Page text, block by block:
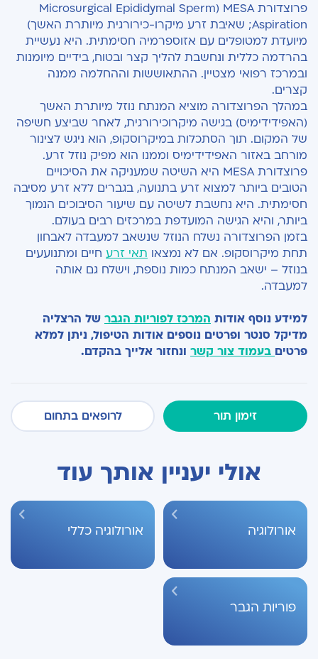
פרוצדורת MESA (Microsurgical Epididymal Sperm
Aspiration‏; שאיבת זרע מיקרו-כירורגית מיותרת האשך)
מיועדת למטופלים עם אזוספרמיה חסימתית. היא נעשיית
בהרדמה כללית ונחשבת להליך קצר ובטוח, בידיים מיומנות
ובמרכז רפואי מצטיין. ההתאוששות וההחלמה ממנה
קצרים.
במהלך הפרוצדורה מוציא המנתח נוזל מיותרת האשך
(האפידידימיס) בגישה מיקרוכירורגית, לאחר שביצע חשיפה
של המקום. תוך הסתכלות במיקרוסקופ, הוא ניגש לצינור
מורחב באזור האפידידימיס וממנו הוא מפיק נוזל זרע.
פרוצדורת MESA היא השיטה שמעניקה את הסיכויים
הטובים ביותר למצוא זרע בתנועה, בגברים ללא זרע מסיבה
חסימתית. היא נחשבת לשיטה עם שיעור הסיבוכים הנמוך
ביותר, והיא הגישה המועדפת במרכזים רבים בעולם.
בזמן הפרוצדורה נשלח הנוזל שנשאב למעבדה לאבחון
תחת מיקרוסקופ. אם לא נמצאו תאי זרע חיים ומתנועעים
בנוזל – ישאב המנתח כמות נוספת, וישלח גם אותה
למעבדה.
למידע נוסף אודות המרכז לפוריות הגבר של הרצליה
מדיקל סנטר ופרטים נוספים אודות הטיפול, ניתן למלא
פרטים בעמוד צור קשר ונחזור אלייך בהקדם.
זימון תור לרופאים בתחום
אולי יעניין אותך עוד
אורולוגיה אורולוגיה כללי
פוריות הגבר